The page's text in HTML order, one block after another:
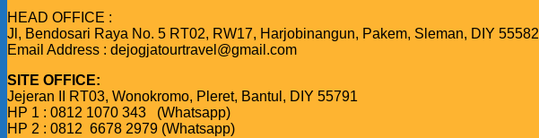
HEAD OFFICE :
Jl, Bendosari Raya No. 5 RT02, RW17, Harjobinangun, Pakem, Sleman, DIY 55582
Email Address : dejogjatourtravel@gmail.com
SITE OFFICE:
Jejeran II RT03, Wonokromo, Pleret, Bantul, DIY 55791
HP 1 : 0812 1070 343 (Whatsapp)
HP 2 : 0812 6678 2979 (Whatsapp)